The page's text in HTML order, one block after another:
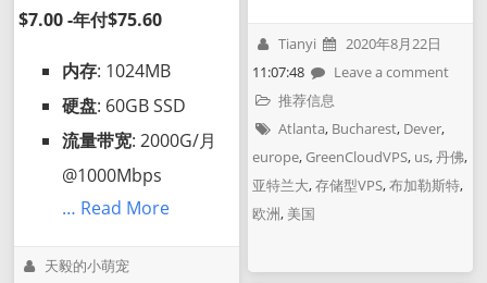
$7.00 -年付$75.60
内存: 1024MB
硬盘: 60GB SSD
流量带宽: 2000G/月
@1000Mbps
… Read More
天毅的小萌宠
Tianyi
2020年8月22日
11:07:48
Leave a comment
推荐信息
Atlanta, Bucharest, Dever,
europe, GreenCloudVPS, us,丹佛,
亚特兰大,存储型VPS,布加勒斯特,
欧洲, 美国